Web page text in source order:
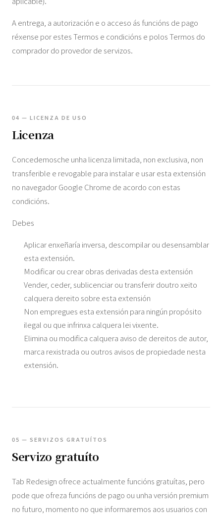
A entrega, a autorización e o acceso ás funcións de pago
réxense por estes Termos e condicións e polos Termos do
comprador do provedor de servizos.
04 — LICENZA DE USO
Licenza
Concedemosche unha licenza limitada, non exclusiva, non
transferible e revogable para instalar e usar esta extensión
no navegador Google Chrome de acordo con estas
condicións.
Debes
Aplicar enxeñaría inversa, descompilar ou desensamblar
esta extensión.
Modificar ou crear obras derivadas desta extensión
Vender, ceder, sublicenciar ou transferir doutro xeito
calquera dereito sobre esta extensión
Non empregues esta extensión para ningún propósito
ilegal ou que infrinxa calquera lei vixente.
Elimina ou modifica calquera aviso de dereitos de autor,
marca rexistrada ou outros avisos de propiedade nesta
extensión.
05 — SERVIZOS GRATUÍTOS
Servizo gratuíto
Tab Redesign ofrece actualmente funcións gratuítas, pero
pode que ofreza funcións de pago ou unha versión premium
no futuro, momento no que informaremos aos usuarios con